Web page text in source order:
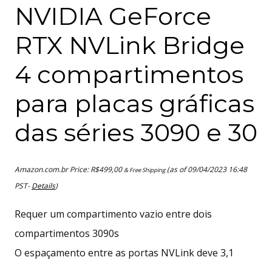
NVIDIA GeForce
RTX NVLink Bridge
4 compartimentos
para placas gráficas
das séries 3090 e 30
Amazon.com.br Price:R$499,00 & Free Shipping(as of 09/04/2023 16:48
PST-Details)
Requer um compartimento vazio entre dois
compartimentos 3090s
O espaçamento entre as portas NVLink deve 3,1